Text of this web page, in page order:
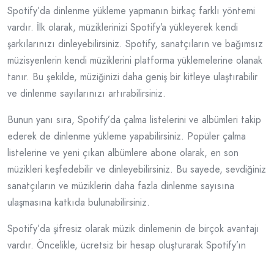
Spotify’da dinlenme yükleme yapmanın birkaç farklı yöntemi
vardır. İlk olarak, müziklerinizi Spotify’a yükleyerek kendi
şarkılarınızı dinleyebilirsiniz. Spotify, sanatçıların ve bağımsız
müzisyenlerin kendi müziklerini platforma yüklemelerine olanak
tanır. Bu şekilde, müziğinizi daha geniş bir kitleye ulaştırabilir
ve dinlenme sayılarınızı artırabilirsiniz.
Bunun yanı sıra, Spotify’da çalma listelerini ve albümleri takip
ederek de dinlenme yükleme yapabilirsiniz. Popüler çalma
listelerine ve yeni çıkan albümlere abone olarak, en son
müzikleri keşfedebilir ve dinleyebilirsiniz. Bu sayede, sevdiğiniz
sanatçıların ve müziklerin daha fazla dinlenme sayısına
ulaşmasına katkıda bulunabilirsiniz.
Spotify’da şifresiz olarak müzik dinlemenin de birçok avantajı
vardır. Öncelikle, ücretsiz bir hesap oluşturarak Spotify’ın